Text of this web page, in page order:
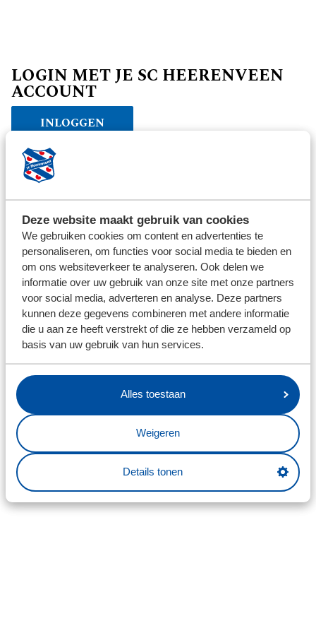
Deze website maakt gebruik van cookies
We gebruiken cookies om content en advertenties te
personaliseren, om functies voor social media te bieden en
om ons websiteverkeer te analyseren. Ook delen we
informatie over uw gebruik van onze site met onze partners
voor social media, adverteren en analyse. Deze partners
kunnen deze gegevens combineren met andere informatie
die u aan ze heeft verstrekt of die ze hebben verzameld op
basis van uw gebruik van hun services.
Alles toestaan
Weigeren
Details tonen
LOGIN MET JE SC HEERENVEEN
ACCOUNT
INLOGGEN
Verder winkelen